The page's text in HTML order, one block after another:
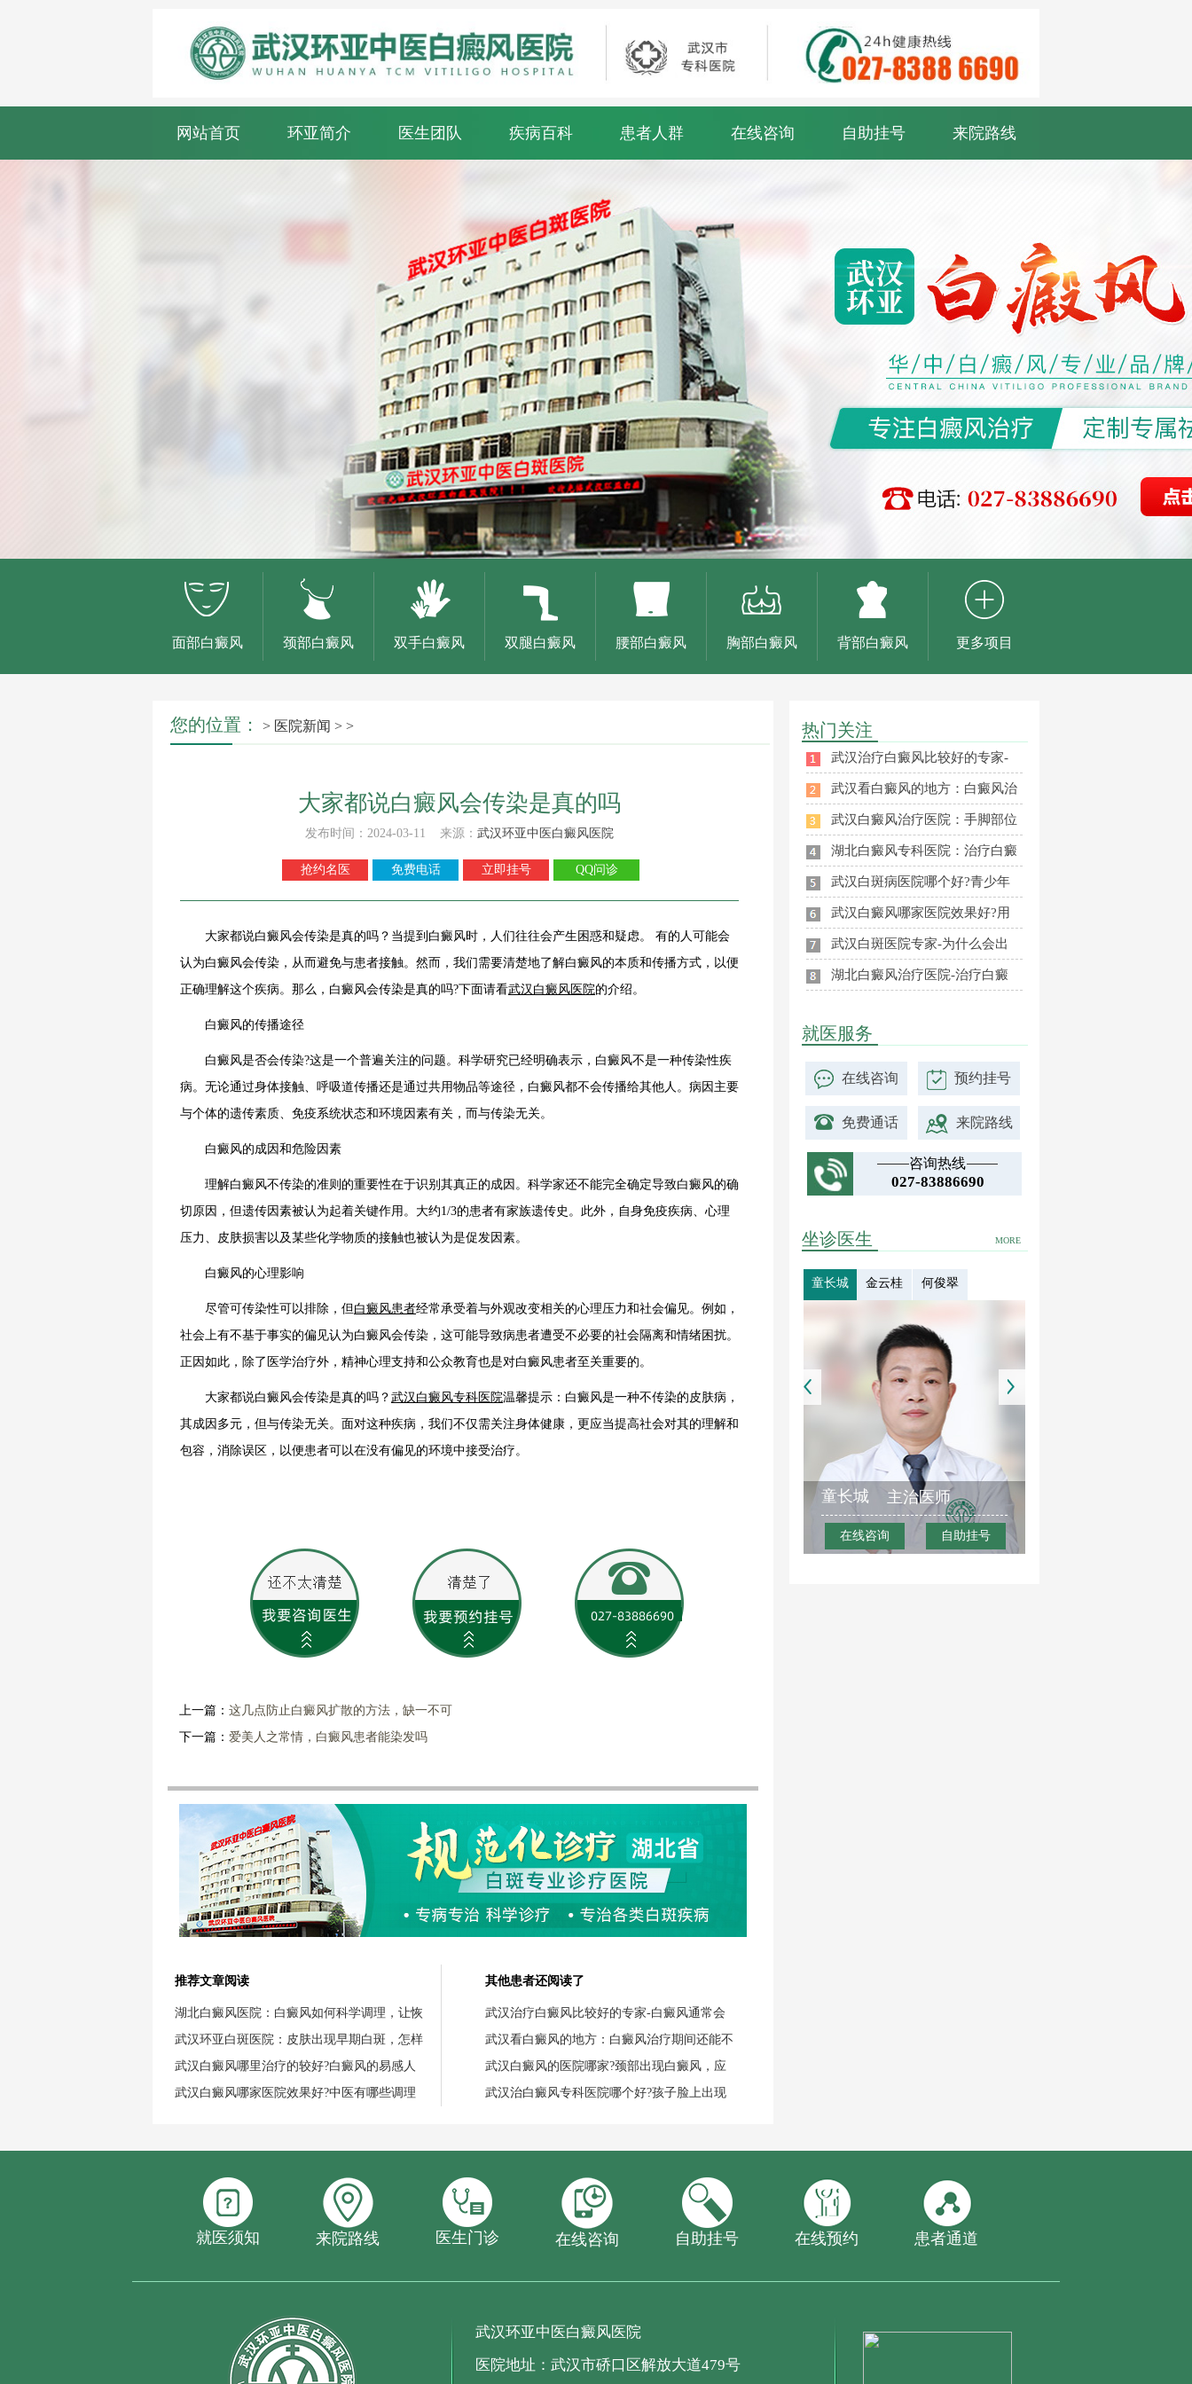
网站首页 环亚简介 医生团队 疾病百科 患者人群 在线咨询 自助挂号 来院路线
面部白癜风 颈部白癜风 双手白癜风 双腿白癜风 腰部白癜风 胸部白癜风 背部白癜风 更多项目
您的位置： > 医院新闻 > >
大家都说白癜风会传染是真的吗
发布时间：2024-03-11 来源： 武汉环亚中医白癜风医院
抢约名医 免费电话 立即挂号 QQ问诊
大家都说白癜风会传染是真的吗？当提到白癜风时，人们往往会产生困惑和疑虑。 有的人可能会
认为白癜风会传染，从而避免与患者接触。然而，我们需要清楚地了解白癜风的本质和传播方式，以便
正确理解这个疾病。那么，白癜风会传染是真的吗?下面请看武汉白癜风医院的介绍。
白癜风的传播途径
白癜风是否会传染?这是一个普遍关注的问题。科学研究已经明确表示，白癜风不是一种传染性疾
病。无论通过身体接触、呼吸道传播还是通过共用物品等途径，白癜风都不会传播给其他人。病因主要
与个体的遗传素质、免疫系统状态和环境因素有关，而与传染无关。
白癜风的成因和危险因素
理解白癜风不传染的准则的重要性在于识别其真正的成因。科学家还不能完全确定导致白癜风的确
切原因，但遗传因素被认为起着关键作用。大约1/3的患者有家族遗传史。此外，自身免疫疾病、心理
压力、皮肤损害以及某些化学物质的接触也被认为是促发因素。
白癜风的心理影响
尽管可传染性可以排除，但白癜风患者经常承受着与外观改变相关的心理压力和社会偏见。例如，
社会上有不基于事实的偏见认为白癜风会传染，这可能导致病患者遭受不必要的社会隔离和情绪困扰。
正因如此，除了医学治疗外，精神心理支持和公众教育也是对白癜风患者至关重要的。
大家都说白癜风会传染是真的吗？ 武汉白癜风专科医院温馨提示：白癜风是一种不传染的皮肤病，
其成因多元，但与传染无关。面对这种疾病，我们不仅需关注身体健康，更应当提高社会对其的理解和
包容，消除误区，以便患者可以在没有偏见的环境中接受治疗。
上一篇： 这几点防止白癜风扩散的方法，缺一不可
下一篇： 爱美人之常情，白癜风患者能染发吗
推荐文章阅读
湖北白癜风医院：白癜风如何科学调理，让恢
武汉环亚白斑医院：皮肤出现早期白斑，怎样
武汉白癜风哪里治疗的较好?白癜风的易感人
武汉白癜风哪家医院效果好?中医有哪些调理
其他患者还阅读了
武汉治疗白癜风比较好的专家-白癜风通常会
武汉看白癜风的地方：白癜风治疗期间还能不
武汉白癜风的医院哪家?颈部出现白癜风，应
武汉治白癜风专科医院哪个好?孩子脸上出现
热门关注
武汉治疗白癜风比较好的专家-
武汉看白癜风的地方：白癜风治
武汉白癜风治疗医院：手脚部位
湖北白癜风专科医院：治疗白癜
武汉白斑病医院哪个好?青少年
武汉白癜风哪家医院效果好?用
武汉白斑医院专家-为什么会出
湖北白癜风治疗医院-治疗白癜
就医服务
在线咨询 预约挂号
免费通话 来院路线
咨询热线
027-83886690
MORE
坐诊医生
童长城 金云桂 何俊翠
童长城 主治医师
在线咨询 自助挂号
就医须知 来院路线 医生门诊 在线咨询 自助挂号 在线预约 患者通道
武汉环亚中医白癜风医院
医院地址：武汉市硚口区解放大道479号